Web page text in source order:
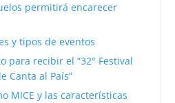
permitirá encarecer
y tipos de eventos
para recibir el “32° Festival
Canta al País”
MICE y las características